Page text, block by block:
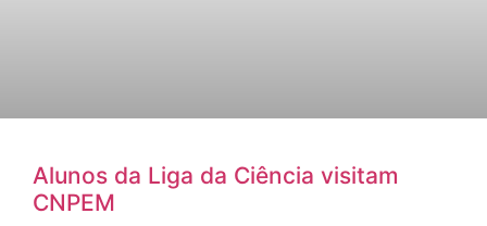
Alunos da Liga da Ciência visitam
CNPEM